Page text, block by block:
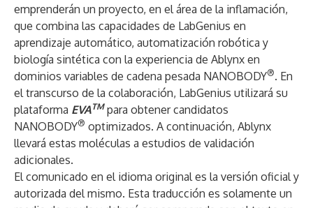
emprenderán un proyecto, en el área de la inflamación,
que combina las capacidades de LabGenius en
aprendizaje automático, automatización robótica y
biología sintética con la experiencia de Ablynx en
dominios variables de cadena pesada NANOBODY®. En
el transcurso de la colaboración, LabGenius utilizará su
plataforma EVATMpara obtener candidatos
NANOBODY® optimizados. A continuación, Ablynx
llevará estas moléculas a estudios de validación
adicionales.
El comunicado en el idioma original es la versión oficial y
autorizada del mismo. Esta traducción es solamente un